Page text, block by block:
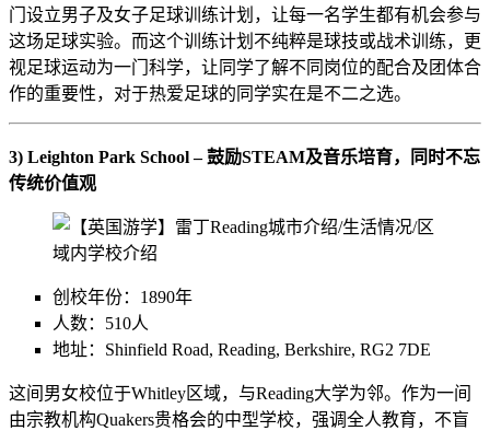
门设立男子及女子足球训练计划，让每一名学生都有机会参与
这场足球实验。而这个训练计划不纯粹是球技或战术训练，更
视足球运动为一门科学，让同学了解不同岗位的配合及团体合
作的重要性，对于热爱足球的同学实在是不二之选。
3) Leighton Park School – 鼓励STEAM及音乐培育，同时不忘
传统价值观
创校年份：1890年
人数：510人
地址：Shinfield Road, Reading, Berkshire, RG2 7DE
这间男女校位于Whitley区域，与Reading大学为邻。作为一间
由宗教机构Quakers贵格会的中型学校，强调全人教育，不盲